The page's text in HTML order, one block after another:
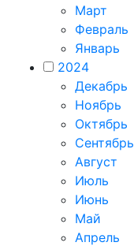
Март
Февраль
Январь
2024
Декабрь
Ноябрь
Октябрь
Сентябрь
Август
Июль
Июнь
Май
Апрель